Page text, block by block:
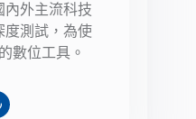
內外主流科技
度測試，為使
數位工具。